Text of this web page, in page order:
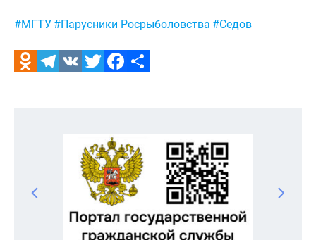
Метки:
#МГТУ #Парусники Росрыболовства #Седов